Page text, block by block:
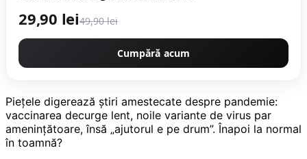
29,90 lei49,90 lei
Cumpără acum
Piețele digerează știri amestecate despre pandemie:
vaccinarea decurge lent, noile variante de virus par
amenințătoare, însă „ajutorul e pe drum”. Înapoi la normal
în toamnă?